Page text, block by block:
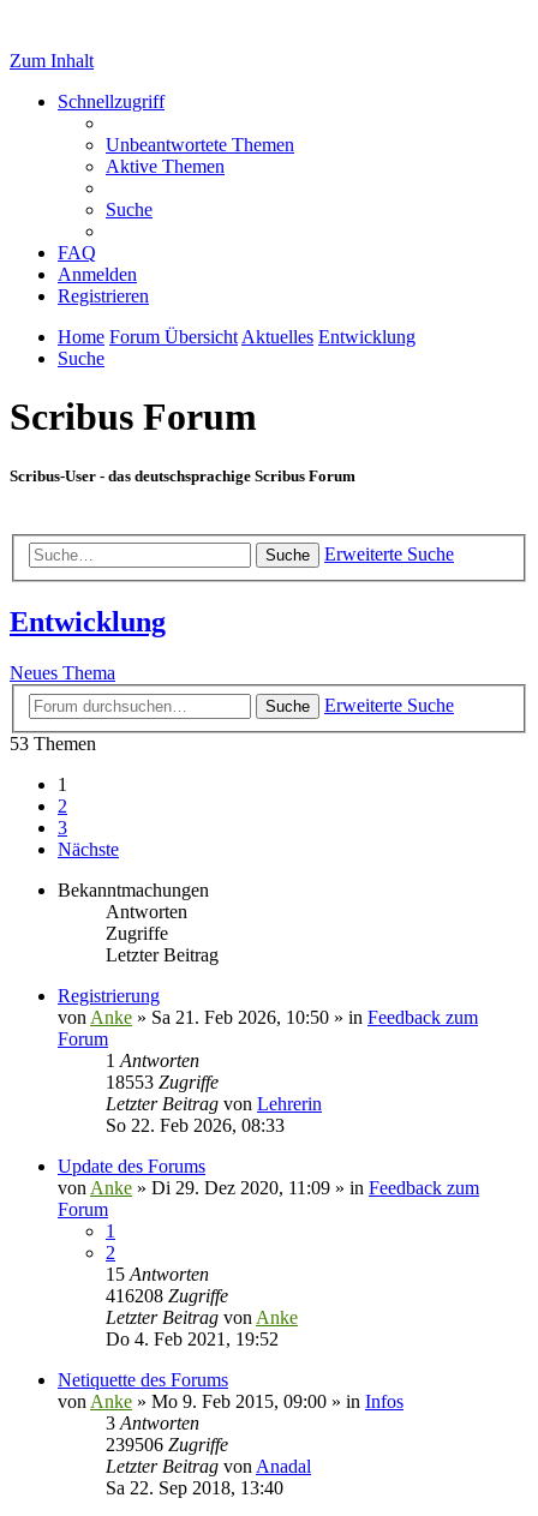
Zum Inhalt
Schnellzugriff
Unbeantwortete Themen
Aktive Themen
Suche
FAQ
Anmelden
Registrieren
Home Forum Übersicht Aktuelles Entwicklung
Suche
Scribus Forum
Scribus-User - das deutschsprachige Scribus Forum
Suche Erweiterte Suche
Entwicklung
Neues Thema
Suche
Erweiterte Suche
53 Themen
1
2
3
Nächste
Bekanntmachungen
Antworten
Zugriffe
Letzter Beitrag
Registrierung
von Anke » Sa 21. Feb 2026, 10:50 » in Feedback zum
Forum
1 Antworten
18553 Zugriffe
Letzter Beitrag von Lehrerin
So 22. Feb 2026, 08:33
Update des Forums
von Anke » Di 29. Dez 2020, 11:09 » in Feedback zum
Forum
1
2
15 Antworten
416208 Zugriffe
Letzter Beitrag von Anke
Do 4. Feb 2021, 19:52
Netiquette des Forums
von Anke » Mo 9. Feb 2015, 09:00 » in Infos
3 Antworten
239506 Zugriffe
Letzter Beitrag von Anadal
Sa 22. Sep 2018, 13:40